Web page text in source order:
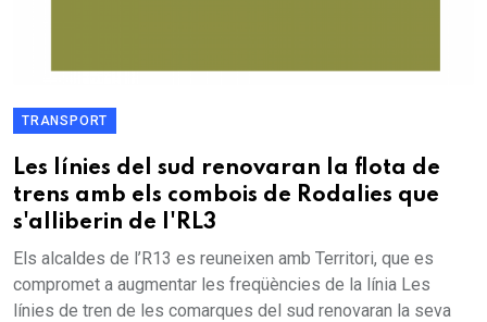
TRANSPORT
Les línies del sud renovaran la flota de
trens amb els combois de Rodalies que
s'alliberin de l'RL3
Els alcaldes de l’R13 es reuneixen amb Territori, que es
compromet a augmentar les freqüències de la línia Les
línies de tren de les comarques del sud renovaran la seva